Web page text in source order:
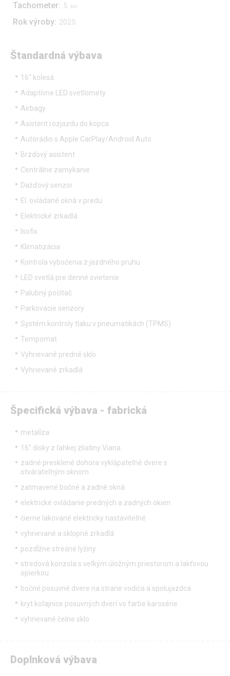
Tachometer: 5 km
Rok výroby: 2025
Štandardná výbava
16“ kolesá
Adaptívne LED svetlomety
Airbagy
Asistent rozjazdu do kopca
Autorádio s Apple CarPlay/Android Auto
Brzdový asistent
Centrálne zamykanie
Dažďový senzor
El. ovládané okná v predu
Elektrické zrkadlá
Isofix
Klimatizácia
Kontrola vybočenia z jazdného pruhu
LED svetlá pre denné svietenie
Palubný počítač
Parkovacie senzory
Systém kontroly tlaku v pneumatikách (TPMS)
Tempomat
Vyhrievané predné sklo
Vyhrievané zrkadlá
Špecifická výbava - fabrická
metalíza
16" disky z ľahkej zliatiny Viana
zadné presklené dohora vyklápateľné dvere s
otvárateľným oknom
zatmavené bočné a zadné okná
elektrické ovládanie predných a zadných okien
čierne lakované elektricky nastaviteľné
vyhrievané a sklopné zrkadlá
pozdĺžne strešné lyžiny
stredová konzola s veľkým úložným priestorom a lakťovou
opierkou
bočné posuvné dvere na strane vodiča a spolujazdca
kryt koľajnice posuvných dverí vo farbe karosérie
vyhrievané čelne sklo
Doplnková výbava